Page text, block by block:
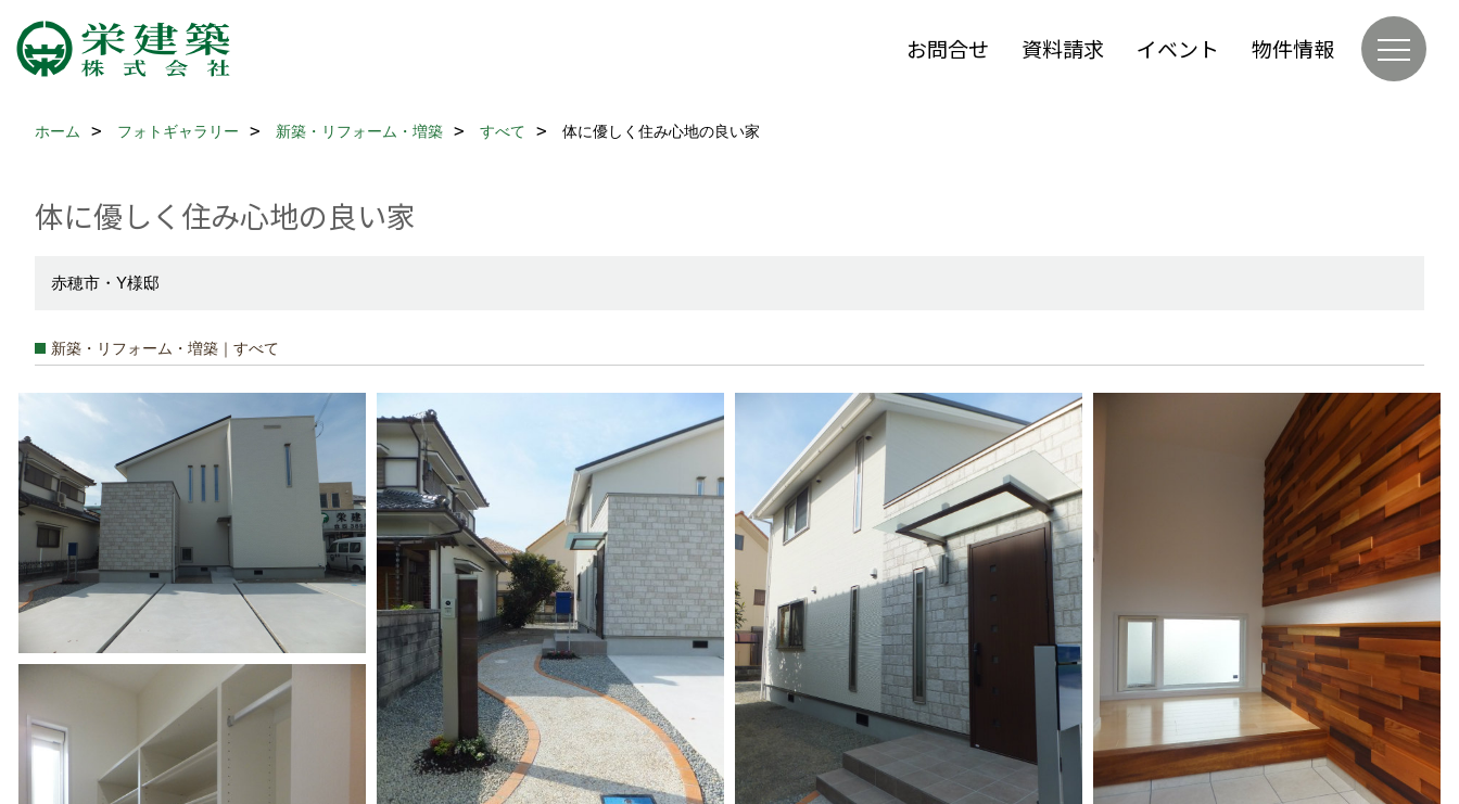
お問合せ 資料請求 イベント 物件情報
ホーム フォトギャラリー 新築・リフォーム・増築 すべて 体に優しく住み心地の良い家
体に優しく住み心地の良い家
赤穂市・Y様邸
新築・リフォーム・増築｜すべて